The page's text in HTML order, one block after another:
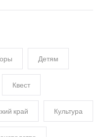
Детям
Квест
край Культура